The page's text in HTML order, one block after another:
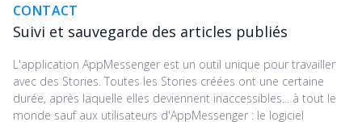
CONTACT
Suivi et sauvegarde des articles publiés
L'application AppMessenger est un outil unique pour travailler
avec des Stories. Toutes les Stories créées ont une certaine
durée, après laquelle elles deviennent inaccessibles... à tout le
monde sauf aux utilisateurs d'AppMessenger : le logiciel